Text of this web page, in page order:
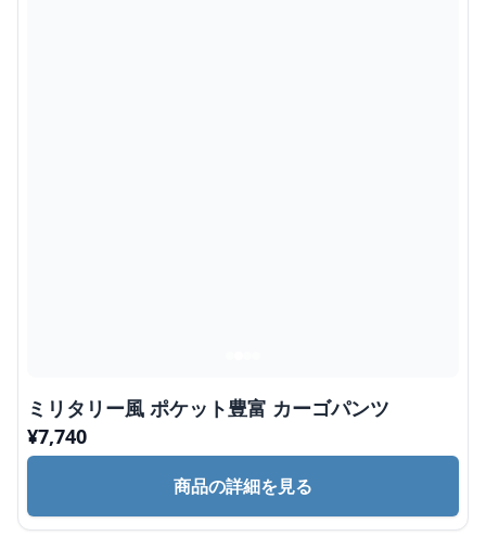
ミリタリー風 ポケット豊富 カーゴパンツ
¥7,740
商品の詳細を見る